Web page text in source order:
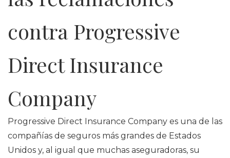
contra Progressive
Direct Insurance
Company
Progressive Direct Insurance Company es una de las
compañías de seguros más grandes de Estados
Unidos y, al igual que muchas aseguradoras, su